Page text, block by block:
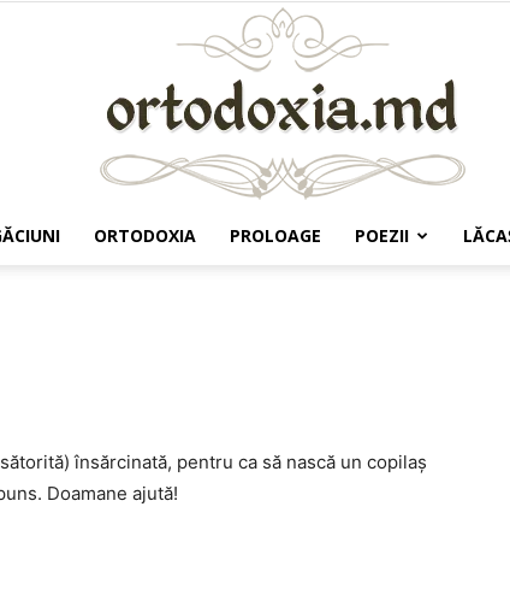
ORTODOXIA PROLOAGE POEZII
însărcinată, pentru ca să nască un copilaș
Doamane ajută!